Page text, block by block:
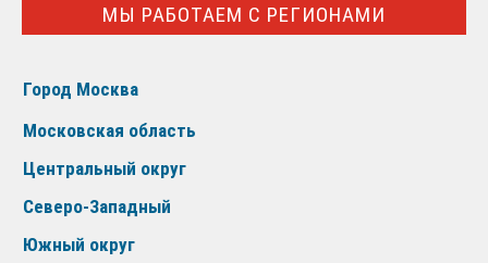
МЫ РАБОТАЕМ С РЕГИОНАМИ
Город Москва
Московская область
Центральный округ
Северо-Западный
Южный округ